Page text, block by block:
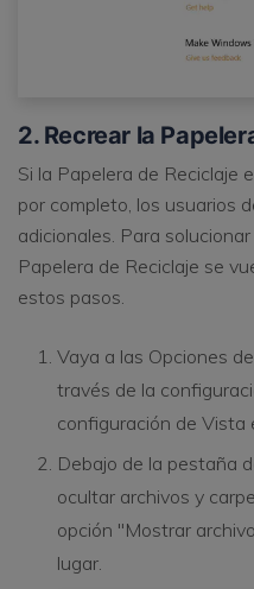
2. Recrear la
Si la Papelera de Reciclaje
por completo, los usuarios
adicionales. Para
Papelera de Reciclaje se
estos pasos.
Vaya a las Opciones
través de la
configuración de Vista
Debajo de la pestaña
ocultar archivos y
opción "Mostrar
lugar.